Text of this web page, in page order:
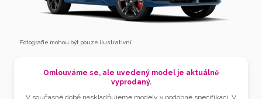
Fotografie mohou být pouze ilustrativní.
Omlouváme se, ale uvedený model je aktuálně
vyprodaný.
V současné době naskladňujeme modely v podobné specifikaci. V